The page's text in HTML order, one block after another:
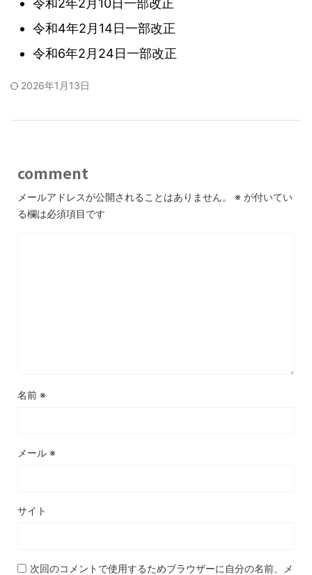
令和4年2月14日一部改正
令和6年2月24日一部改正
2026年1月13日
comment
メールアドレスが公開されることはありません。 ※ が付いてい
る欄は必須項目です
名前 ※
メール ※
サイト
次回のコメントで使用するためブラウザーに自分の名前、メ